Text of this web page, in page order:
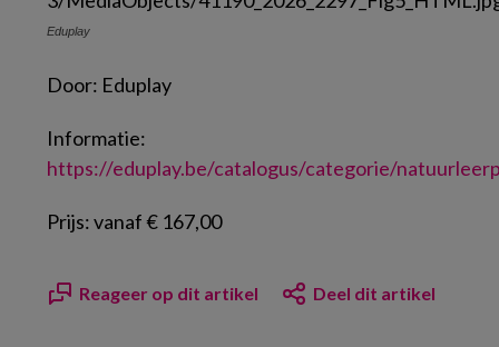
Eduplay
Door: Eduplay
Informatie:
https://eduplay.be/catalogus/categorie/
Prijs:vanaf € 167,00
Reageer op dit artikel Deel dit artikel